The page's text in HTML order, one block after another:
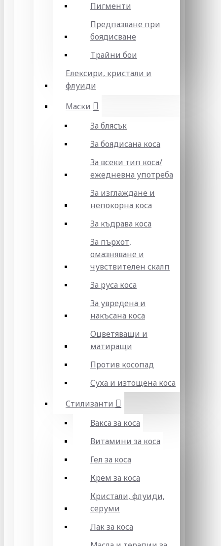
Пигменти
Предпазване при
боядисване
Трайни бои
Елексири, кристали и
флуиди
Маски
За блясък
За боядисана коса
За всеки тип коса/
ежедневна употреба
За изглаждане и
непокорна коса
За къдрава коса
За пърхот,
омазняване и
чувствителен скалп
За руса коса
За увредена и
накъсана коса
Оцветяващи и
матиращи
Против косопад
Суха и изтощена коса
Стилизанти
Вакса за коса
Витамини за коса
Гел за коса
Крем за коса
Кристали, флуиди,
серуми
Лак за коса